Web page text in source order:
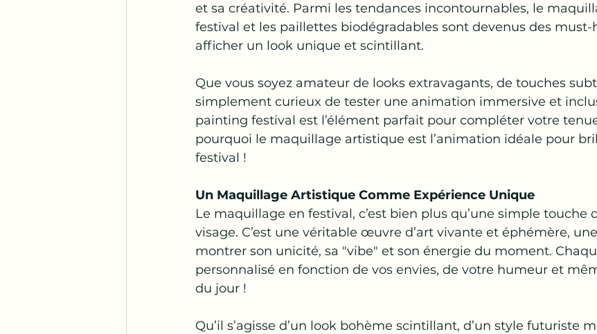
et sa créativité. Parmi les tendances incontournables, le
festival et les paillettes biodégradables sont devenus des must-
afficher un look unique et scintillant.
Que vous soyez amateur de looks extravagants, de touches
simplement curieux de tester une animation immersive et
painting festival est l’élément parfait pour compléter votre
pourquoi le maquillage artistique est l’animation idéale pour
festival !
Un Maquillage Artistique Comme Expérience Unique
Le maquillage en festival, c’est bien plus qu’une simple touche
visage. C’est une véritable œuvre d’art vivante et éphémère,
montrer son unicité, sa "vibe" et son énergie du moment.
personnalisé en fonction de vos envies, de votre humeur et
du jour !
Qu’il s’agisse d’un look bohème scintillant, d’un style futuriste